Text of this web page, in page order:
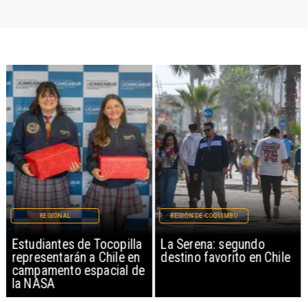
Estudiantes de Tocopilla
representarán a Chile en
campamento espacial de
la NASA
REGIONAL
La Serena: segundo
destino favorito en Chile
REGIÓN DE COQUIMBO